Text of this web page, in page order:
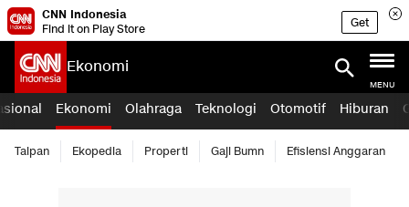
CNN Indonesia
Find it on Play Store
Get
Ekonomi
MENU
Ekonomi Olahraga Teknologi Otomotif Hiburan
Taipan Ekopedia Properti Gaji Bumn Efisiensi Anggaran